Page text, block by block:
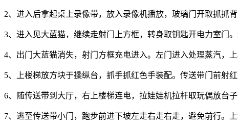
2、进入后拿起桌上录像带，放入录像机播放，玻璃门开取抓抓
3、进入见大蓝猫，继续走射门上方框，转身取钥匙开电力室门
4、出门大蓝猫消失，射门方框充电进入。左门进入处理蒸汽，
5、上楼梯放方块于操纵台，抓手抓红色手装配。传送带门前射
6、随传送带到大厅，右上楼梯连电，拉娃娃机拉杆取玩偶放台
7、逃至传送带小门，跑步前进下坡左走右走右走，避免前行。